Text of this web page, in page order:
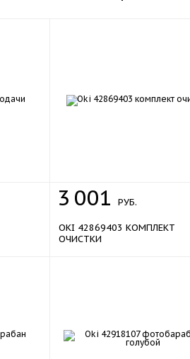
3 001 РУБ.
OKI 42869403 КОМПЛЕКТ
ОЧИСТКИ